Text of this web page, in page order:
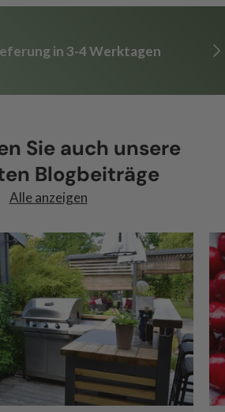
in 3-4 Werktagen
Sie auch unsere
Blogbeiträge
Alle anzeigen